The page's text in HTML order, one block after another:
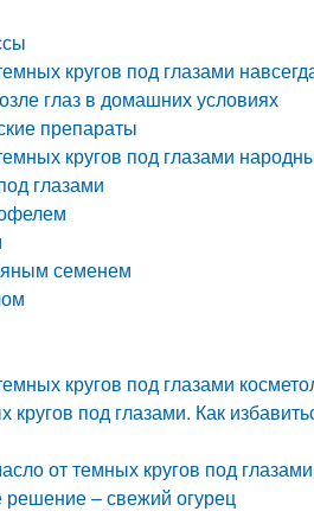
кругов под глазами
глаз в домашних условиях
препараты
кругов под глазами
глазами
семенем
кругов под глазами
кругов под глазами. Как
от темных кругов под глазами
решение – свежий огурец